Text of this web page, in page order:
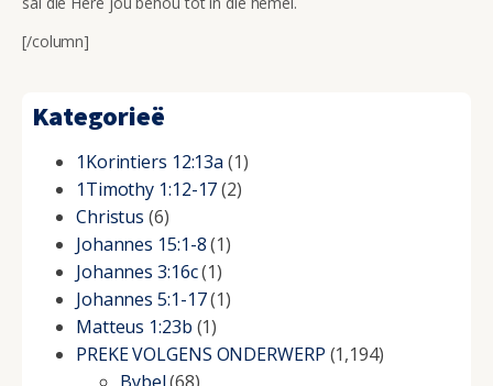
[/column]
Kategorieë
1Korintiers 12:13a (1)
1Timothy 1:12-17(2)
Christus (6)
Johannes 15:1-8(1)
Johannes 3:16c(1)
Johannes 5:1-17(1)
Matteus 1:23b (1)
PREKE VOLGENS ONDERWERP (1,194)